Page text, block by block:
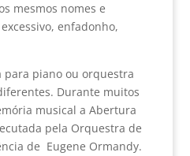
mesmos nomes e
enfadonho,
para piano ou orquestra
Durante muitos
musical a Abertura
pela Orquestra de
de Eugene Ormandy.